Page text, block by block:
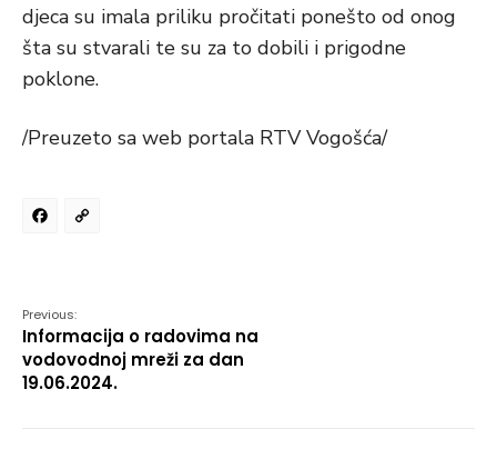
djeca su imala priliku pročitati ponešto od onog
šta su stvarali te su za to dobili i prigodne
poklone.
/Preuzeto sa web portala RTV Vogošća/
Facebook
Previous:
Informacija o radovima na
vodovodnoj mreži za dan
19.06.2024.